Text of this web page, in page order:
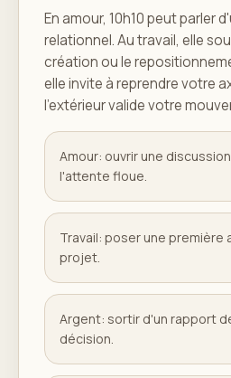
En amour, 10h10 peut parler
relationnel. Au travail, elle
création ou le
elle invite à reprendre votre
l'extérieur valide votre
Amour: ouvrir une
l'attente floue.
Travail: poser une première
projet.
Argent: sortir d'un rapport
décision.